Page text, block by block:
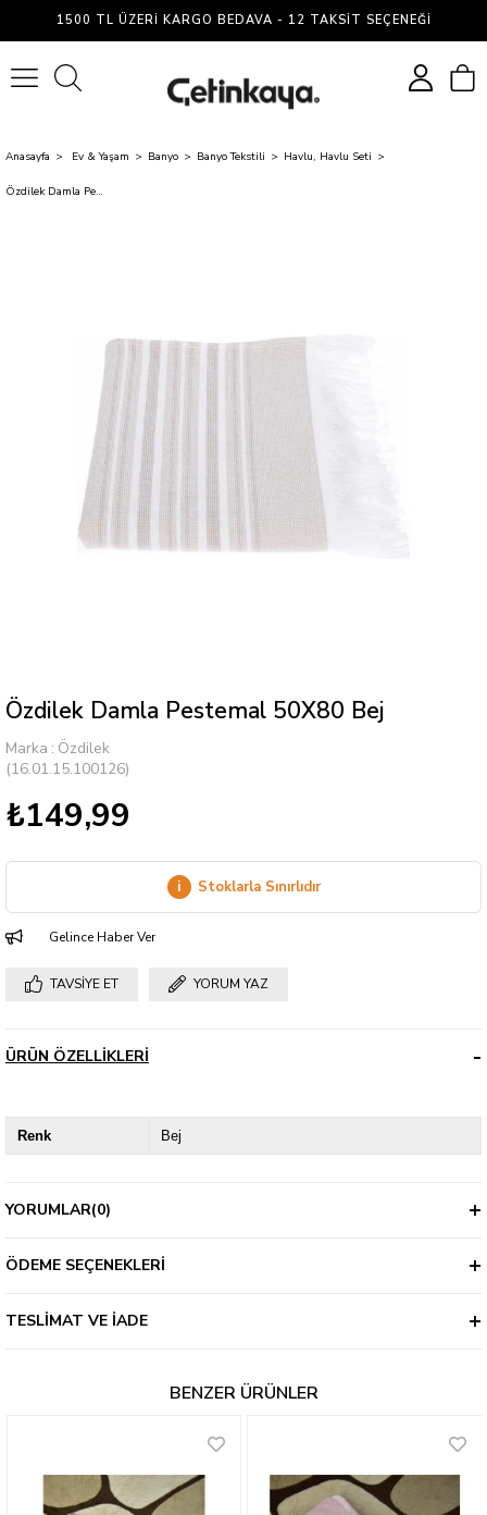
1500 TL ÜZERI KARGO BEDAVA - 12 TAKSIT SEÇENEĞI
Anasayfa Ev & Yaşam Banyo Banyo Tekstili Havlu, Havlu Seti
Özdilek Damla Pestemal 50X80 Bej
Özdilek Damla Pestemal 50X80 Bej
Marka : Özdilek
(16.01.15.100126)
₺149,99
i Stoklarla Sınırlıdır
Gelince Haber Ver
TAVSIYE ET YORUM YAZ
ÜRÜN ÖZELLIKLERI
Renk Bej
YORUMLAR(0)
ÖDEME SEÇENEKLERI
TESLIMAT VE İADE
BENZER ÜRÜNLER